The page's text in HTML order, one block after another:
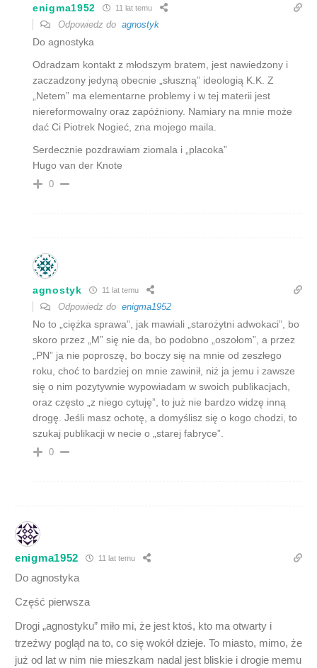
enigma1952 11 lat temu
Odpowiedz do agnostyk
Do agnostyka
Odradzam kontakt z młodszym bratem, jest nawiedzony i
zaczadzony jedyną obecnie „słuszną” ideologią K.K. Z
„Netem” ma elementarne problemy i w tej materii jest
niereformowalny oraz zapóźniony. Namiary na mnie może
dać Ci Piotrek Nogieć, zna mojego maila.
Serdecznie pozdrawiam ziomala i „placoka”
Hugo van der Knote
0
agnostyk 11 lat temu
Odpowiedz do enigma1952
No to „ciężka sprawa”, jak mawiali „starożytni adwokaci”, bo
skoro przez „M” się nie da, bo podobno „oszołom”, a przez
„PN” ja nie poproszę, bo boczy się na mnie od zeszłego
roku, choć to bardziej on mnie zawinił, niż ja jemu i zawsze
się o nim pozytywnie wypowiadam w swoich publikacjach,
oraz często „z niego cytuję”, to już nie bardzo widzę inną
drogę. Jeśli masz ochotę, a domyślisz się o kogo chodzi, to
szukaj publikacji w necie o „starej fabryce”.
0
enigma1952 11 lat temu
Do agnostyka
Część pierwsza
Drogi „agnostyku” miło mi, że jest ktoś, kto ma otwarty i
trzeźwy pogląd na to, co się wokół dzieje. To miasto, mimo, że
już od lat w nim nie mieszkam nadal jest bliskie i drogie memu